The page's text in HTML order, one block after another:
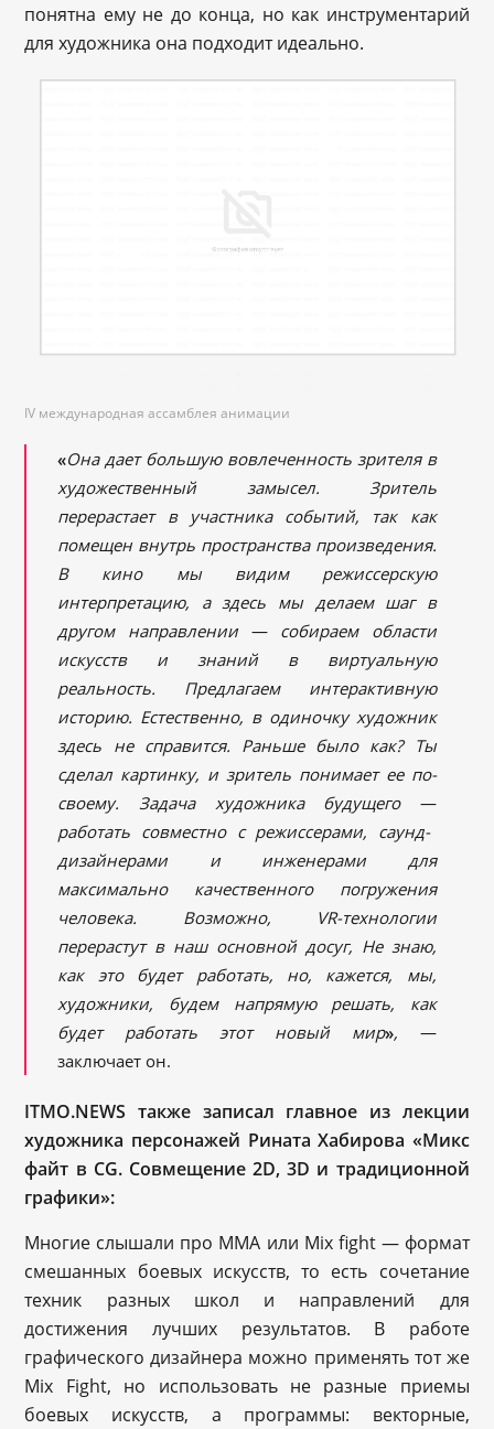
понятна ему не до конца, но как инструментарий
для художника она подходит идеально.
IV международная ассамблея анимации
«Она дает большую вовлеченность зрителя в
художественный замысел. Зритель
перерастает в участника событий, так как
помещен внутрь пространства произведения.
В кино мы видим режиссерскую
интерпретацию, а здесь мы делаем шаг в
другом направлении —собираем области
искусств и знаний в виртуальную
реальность. Предлагаем интерактивную
историю. Естественно, в одиночку художник
здесь не справится. Раньше было как? Ты
сделал картинку, и зритель понимает ее по-
своему. Задача художника будущего —
работать совместно с режиссерами, саунд-
дизайнерами и инженерами для
максимально качественного погружения
человека. Возможно, VR-технологии
перерастут в наш основной досуг, Не знаю,
как это будет работать, но, кажется, мы,
художники, будем напрямую решать, как
будет работать этот новый мир», —
заключает он.
ITMO.NEWS также записал главное из лекции
художника персонажей Рината Хабирова «Микс
файт в CG. Совмещение 2D, 3D и традиционной
графики»:
Многие слышали про MMA или Mix fight — формат
смешанных боевых искусств, то есть сочетание
техник разных школ и направлений для
достижения лучших результатов. В работе
графического дизайнера можно применять тот же
Mix Fight, но использовать не разные приемы
боевых искусств, а программы: векторные,